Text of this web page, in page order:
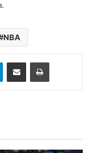
NBA
TelegramEnviar vía email Imprimir